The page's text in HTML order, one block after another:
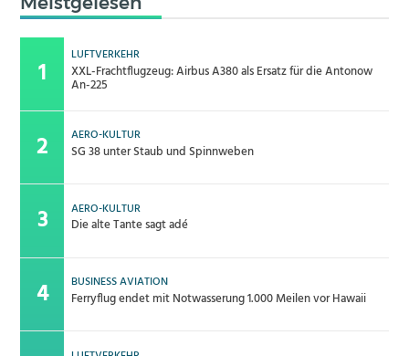
LUFTVERKEHR
XXL-Frachtflugzeug: Airbus A380 als Ersatz für die Antonow
An-225
AERO-KULTUR
SG 38 unter Staub und Spinnweben
AERO-KULTUR
Die alte Tante sagt adé
BUSINESS AVIATION
Ferryflug endet mit Notwasserung 1.000 Meilen vor Hawaii